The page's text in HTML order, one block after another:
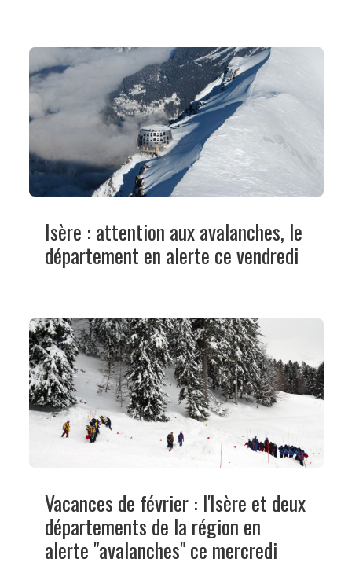
Isère : attention aux avalanches, le
département en alerte ce vendredi
Vacances de février : l'Isère et deux
départements de la région en
alerte "avalanches" ce mercredi